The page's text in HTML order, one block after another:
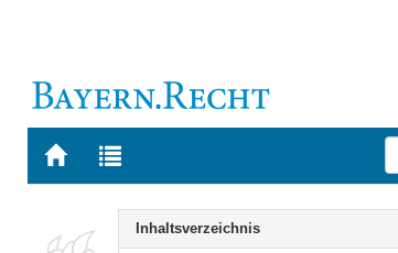
Zur
BAYERN.RECHT
Zur
letzten
Navigation
Inhaltsverzeichnis